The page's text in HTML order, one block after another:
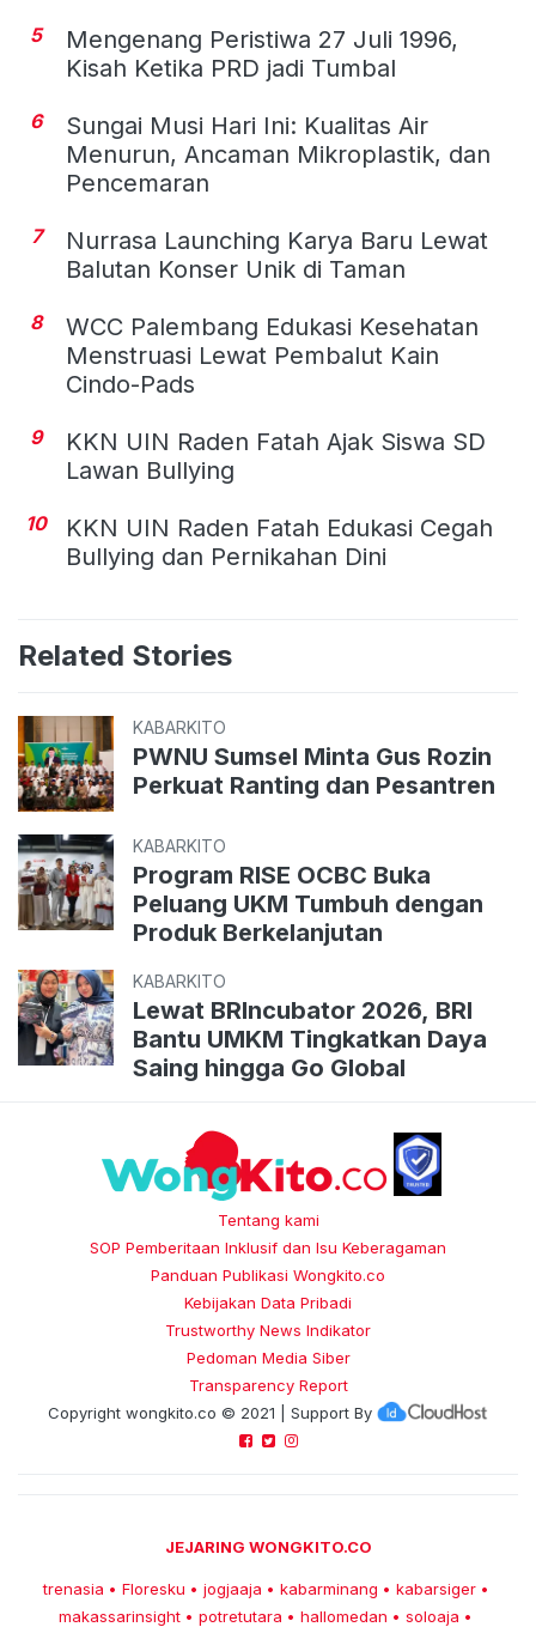
5
Mengenang Peristiwa 27 Juli 1996,
Kisah Ketika PRD jadi Tumbal
6
Sungai Musi Hari Ini: Kualitas Air
Menurun, Ancaman Mikroplastik, dan
Pencemaran
7
Nurrasa Launching Karya Baru Lewat
Balutan Konser Unik di Taman
8
WCC Palembang Edukasi Kesehatan
Menstruasi Lewat Pembalut Kain
Cindo-Pads
9
KKN UIN Raden Fatah Ajak Siswa SD
Lawan Bullying
10
KKN UIN Raden Fatah Edukasi Cegah
Bullying dan Pernikahan Dini
Related Stories
KABARKITO
PWNU Sumsel Minta Gus Rozin
Perkuat Ranting dan Pesantren
KABARKITO
Program RISE OCBC Buka
Peluang UKM Tumbuh dengan
Produk Berkelanjutan
KABARKITO
Lewat BRIncubator 2026, BRI
Bantu UMKM Tingkatkan Daya
Saing hingga Go Global
Tentang kami
SOP Pemberitaan Inklusif dan Isu Keberagaman
Panduan Publikasi Wongkito.co
Kebijakan Data Pribadi
Trustworthy News Indikator
Pedoman Media Siber
Transparency Report
Copyright wongkito.co © 2021 | Support By
JEJARING WONGKITO.CO
trenasia • Floresku • jogjaaja • kabarminang • kabarsiger •
makassarinsight • potretutara • hallomedan • soloaja •